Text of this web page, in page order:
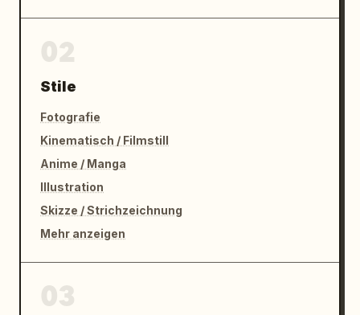
Stile
Fotografie
Kinematisch / Filmstill
Anime / Manga
Illustration
Skizze / Strichzeichnung
Mehr anzeigen